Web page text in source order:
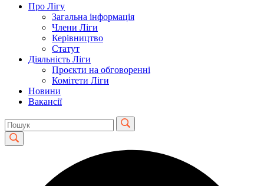
Про Лігу
Загальна інформація
Члени Ліги
Керівництво
Статут
Діяльність Ліги
Проєкти на обговоренні
Комітети Ліги
Новини
Вакансії